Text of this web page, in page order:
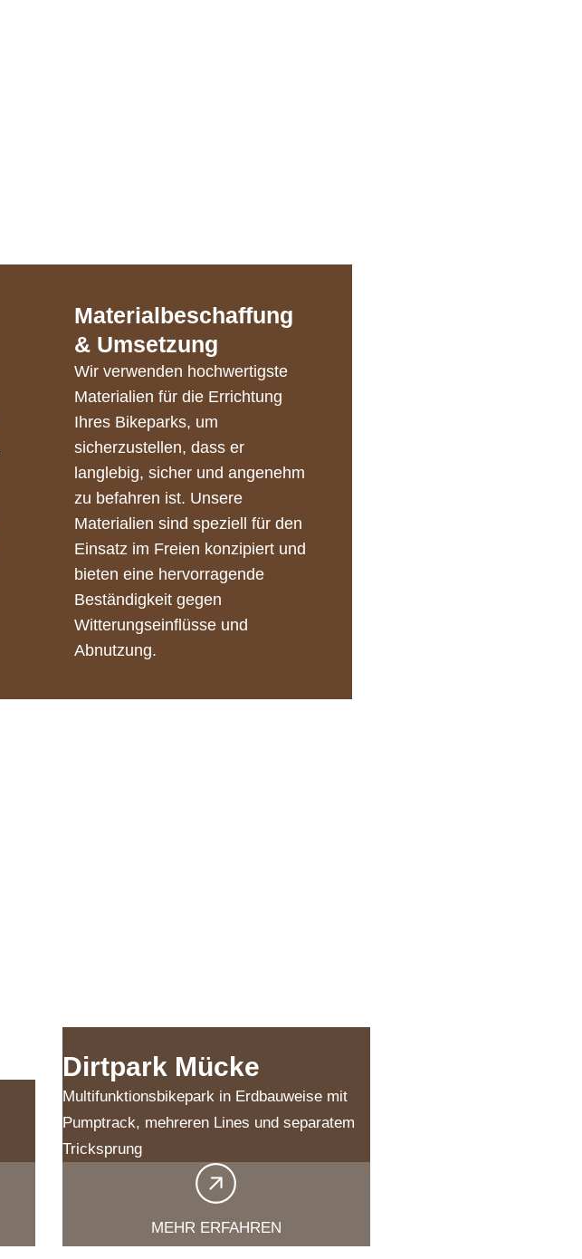
Materialbeschaffung
& Umsetzung
Wir verwenden hochwertigste
Materialien für die Errichtung
Ihres Bikeparks, um
sicherzustellen, dass er
langlebig, sicher und angenehm
zu befahren ist. Unsere
Materialien sind speziell für den
Einsatz im Freien konzipiert und
bieten eine hervorragende
Beständigkeit gegen
Witterungseinflüsse und
Abnutzung.
Dirtpark Mücke
Multifunktionsbikepark in Erdbauweise mit
Pumptrack, mehreren Lines und separatem
Tricksprung
MEHR ERFAHREN